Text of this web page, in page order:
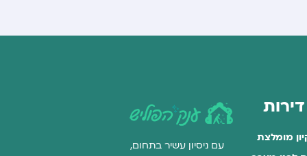
דירות
מומלצת
עם ניסיון עשיר בתחום,